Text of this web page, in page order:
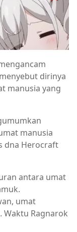
dirinya
manusia yang
manusia
dna Herocraft
antara umat
umat
Ragnarok